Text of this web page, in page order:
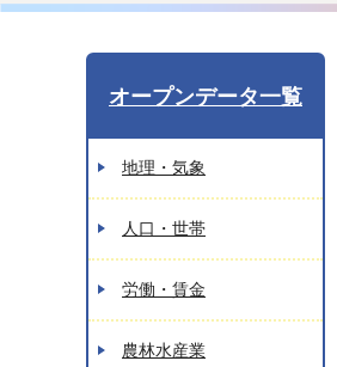
オープンデータ一覧
地理・気象
人口・世帯
労働・賃金
農林水産業